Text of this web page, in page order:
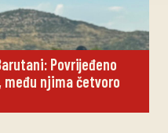
Povrijeđeno
njima četvoro